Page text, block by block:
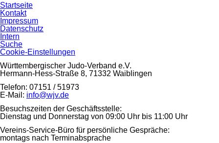
Navigation
überspringen
Startseite
Kontakt
Impressum
Datenschutz
Intern
Suche
Cookie-Einstellungen
Württembergischer Judo-Verband e.V.
Hermann-Hess-Straße 8, 71332 Waiblingen
Telefon: 07151 / 51973
E-Mail: info@wjv.de
Besuchszeiten der Geschäftsstelle:
Dienstag und Donnerstag von 09:00 Uhr bis 11:00 Uhr
Vereins-Service-Büro für persönliche Gespräche:
montags nach Terminabsprache